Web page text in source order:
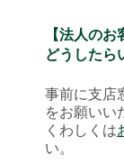
【法人の
どうしたら
事前に支店
をお願いい
くわしくは
い。